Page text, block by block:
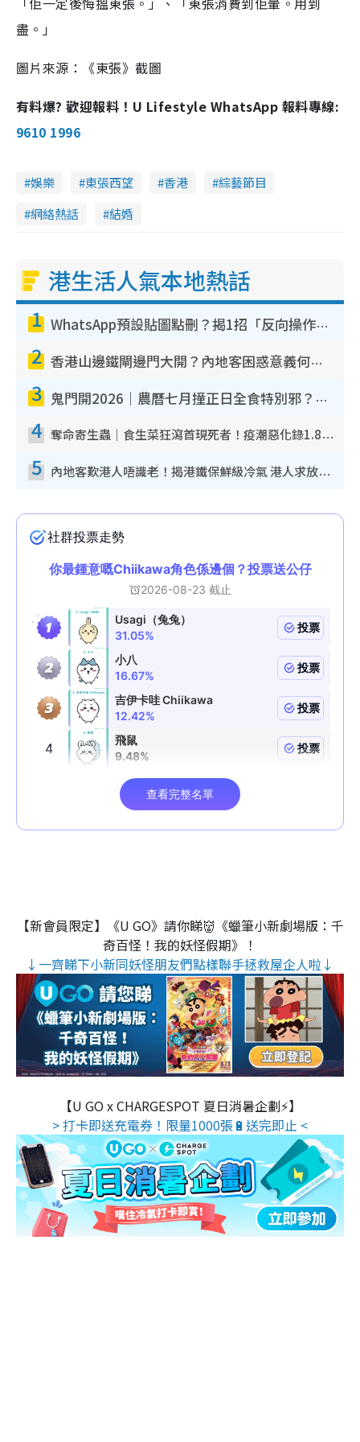
盡。」
圖片來源：《東張》截圖
有料爆? 歡迎報料！U Lifestyle WhatsApp 報料專線:
9610 1996
娛樂 東張西望 香港
綜藝節目
網絡熱話
結婚
港生活人氣本地熱話
1 WhatsApp預設貼圖點刪？揭1招「反向操作」還原簡潔介面 附3步實測教學
2 香港山邊鐵閘邊門大開？內地客困惑意義何在！網民神回覆：呢種叫法理性防禦
3 鬼門開2026｜農曆七月撞正日全食特別邪？專家警告切忌做一事！揭4大禁忌+2招保平安
4 奪命寄生蟲｜食生菜狂瀉首現死者！疫潮惡化錄1.8萬宗病例 揭洗菜3大謬誤
5 內地客歎港人唔識老！揭港鐵保鮮級冷氣 港人求放過：咪投訴
【新會員限定】《U GO》請你睇👹《蠟筆小新劇場版：千
奇百怪！我的妖怪假期》！
↓一齊睇下小新同妖怪朋友們點樣聯手拯救屋企人啦↓
【U GO x CHARGESPOT 夏日消暑企劃⚡】
> 打卡即送充電券！限量1000張🔋送完即止 <